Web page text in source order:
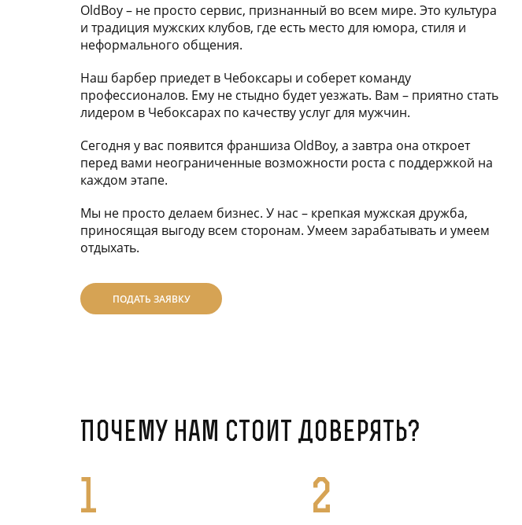
OldBoy – не просто сервис, признанный во всем мире. Это культура
и традиция мужских клубов, где есть место для юмора, стиля и
неформального общения.
Наш барбер приедет в Чебоксары и соберет команду
профессионалов. Ему не стыдно будет уезжать. Вам – приятно стать
лидером в Чебоксарах по качеству услуг для мужчин.
Сегодня у вас появится франшиза OldBoy, а завтра она откроет
перед вами неограниченные возможности роста с поддержкой на
каждом этапе.
Мы не просто делаем бизнес. У нас – крепкая мужская дружба,
приносящая выгоду всем сторонам. Умеем зарабатывать и умеем
отдыхать.
ПОДАТЬ ЗАЯВКУ
Почему нам стоит доверять?
1 2